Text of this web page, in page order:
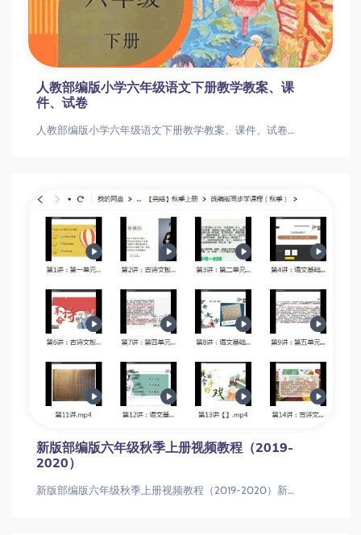
人教部编版小学六年级语文下册教学教案、课
件、试卷
人教部编版小学六年级语文下册教学教案、课件、试卷人教部编版小学六年级语文下册教学教案、课件、试卷
新版部编版六年级秋季上册视频教程（2019-
2020）
新版部编版六年级秋季上册视频教程（2019-2020）新版部编版六年级秋季上册视频教程（2019-2020）